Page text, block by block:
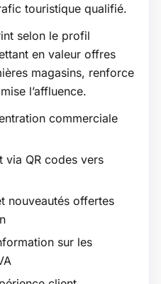
touristique qualifié.
selon le profil
en valeur offres
magasins, renforce
l’affluence.
commerciale
via QR codes vers
nouveautés offertes
sur les